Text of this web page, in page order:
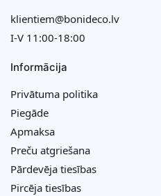
klientiem@bonideco.lv
I-V 11:00-18:00
Informācija
Privātuma politika
Piegāde
Apmaksa
Preču atgriešana
Pārdevēja tiesības
Pircēja tiesības